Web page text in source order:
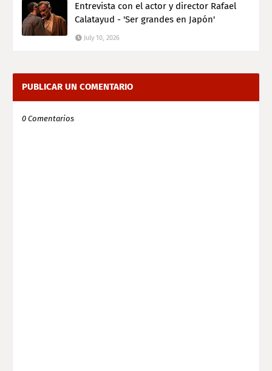
Entrevista con el actor y director Rafael
Calatayud - 'Ser grandes en Japón'
July 10, 2026
PUBLICAR UN COMENTARIO
0 Comentarios